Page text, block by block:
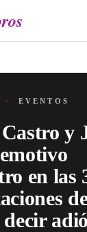
· EVENTOS
y
en las